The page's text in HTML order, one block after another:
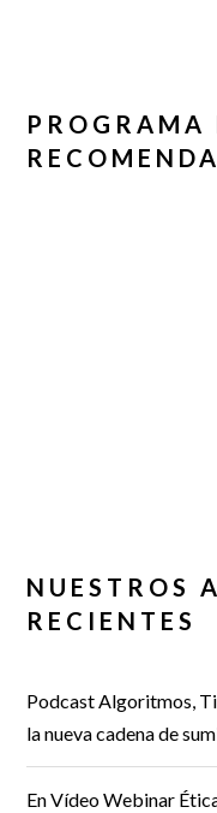
PROGRAMA
NUESTROS
RECIENTES
Podcast Algoritmos,
la nueva cadena de
En Vídeo Webinar